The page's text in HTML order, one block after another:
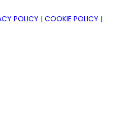
POLICY | COOKIE POLICY |